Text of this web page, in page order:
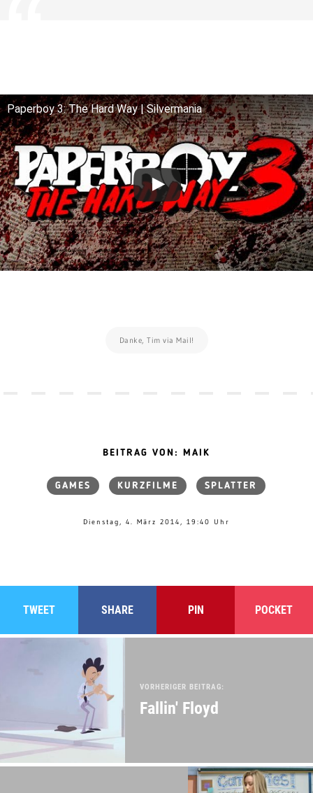
Paperboy 3: The Hard Way | Silvermania
Danke, Tim via Mail!
BEITRAG VON: MAIK
GAMES KURZFILME SPLATTER
Dienstag, 4. März 2014, 19:40 Uhr
TWEET SHARE PIN POCKET
VORHERIGER BEITRAG:
Fallin' Floyd